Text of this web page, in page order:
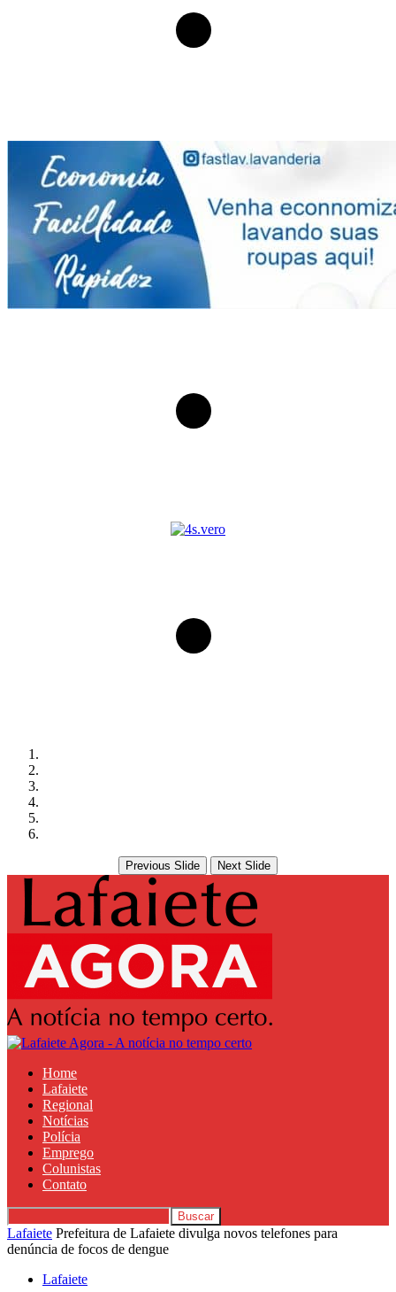
Previous Slide Next Slide
Home
Lafaiete
Regional
Notícias
Polícia
Emprego
Colunistas
Contato
Lafaiete Prefeitura de Lafaiete divulga novos telefones para
denúncia de focos de dengue
Lafaiete